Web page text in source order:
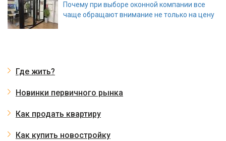
Почему при выборе оконной компании все
чаще обращают внимание не только на цену
Где жить?
Новинки первичного рынка
Как продать квартиру
Как купить новостройку